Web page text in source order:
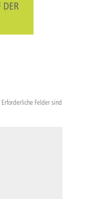
Erforderliche Felder sind